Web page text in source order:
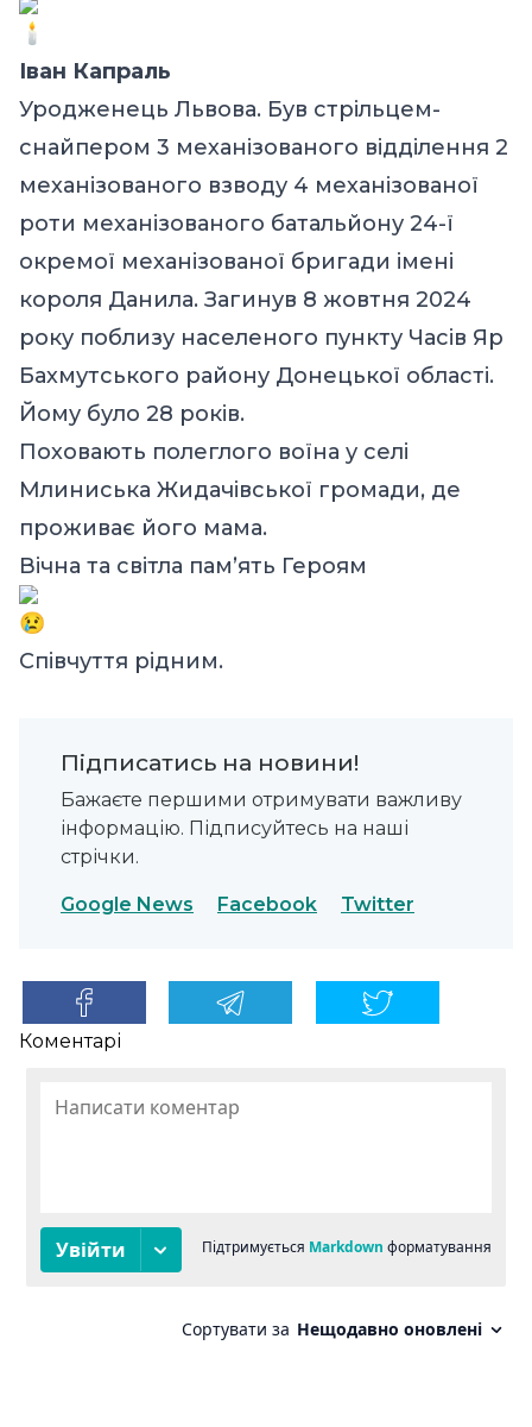
Іван Капраль
Уродженець Львова. Був стрільцем-
снайпером 3 механізованого відділення 2
механізованого взводу 4 механізованої
роти механізованого батальйону 24-ї
окремої механізованої бригади імені
короля Данила. Загинув 8 жовтня 2024
року поблизу населеного пункту Часів Яр
Бахмутського району Донецької області.
Йому було 28 років.
Поховають полеглого воїна у селі
Млиниська Жидачівської громади, де
проживає його мама.
Вічна та світла памʼять Героям
Співчуття рідним.
Підписатись на новини!
Бажаєте першими отримувати важливу
інформацію. Підписуйтесь на наші
стрічки.
Google News Facebook Twitter
Коментарі